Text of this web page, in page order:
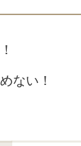
ない！